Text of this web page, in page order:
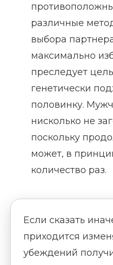
различные
выбора
максимально
преследует
генетически
половинку.
нисколько не
поскольку
может, в
количество раз.
Если сказать
приходится
убеждений